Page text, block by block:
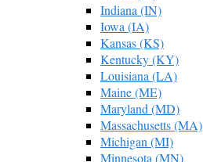
Indiana (IN)
Iowa (IA)
Kansas (KS)
Kentucky (KY)
Louisiana (LA)
Maine (ME)
Maryland (MD)
Massachusetts (MA)
Michigan (MI)
Minnesota (MN)